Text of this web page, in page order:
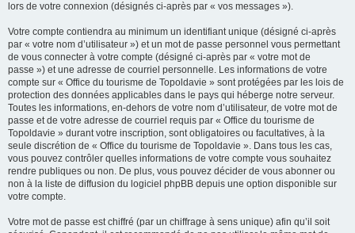
lors de votre connexion (désignés ci-après par « vos messages »).
Votre compte contiendra au minimum un identifiant unique (désigné ci-après
par « votre nom d’utilisateur ») et un mot de passe personnel vous permettant
de vous connecter à votre compte (désigné ci-après par « votre mot de
passe ») et une adresse de courriel personnelle. Les informations de votre
compte sur « Office du tourisme de Topoldavie » sont protégées par les lois de
protection des données applicables dans le pays qui héberge notre serveur.
Toutes les informations, en-dehors de votre nom d’utilisateur, de votre mot de
passe et de votre adresse de courriel requis par « Office du tourisme de
Topoldavie » durant votre inscription, sont obligatoires ou facultatives, à la
seule discrétion de « Office du tourisme de Topoldavie ». Dans tous les cas,
vous pouvez contrôler quelles informations de votre compte vous souhaitez
rendre publiques ou non. De plus, vous pouvez décider de vous abonner ou
non à la liste de diffusion du logiciel phpBB depuis une option disponible sur
votre compte.
Votre mot de passe est chiffré (par un chiffrage à sens unique) afin qu’il soit